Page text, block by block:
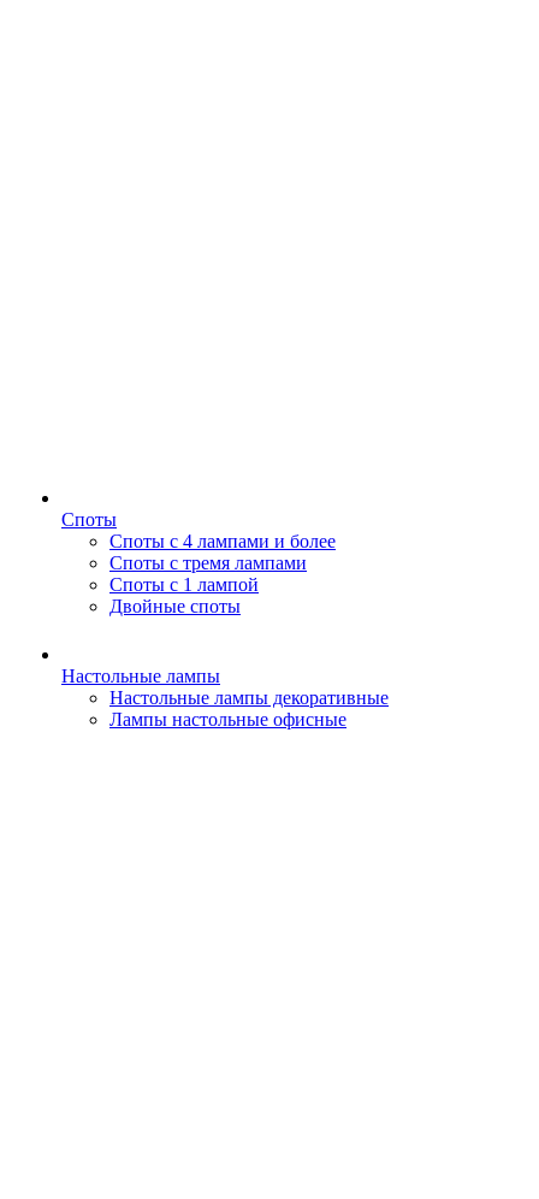
Споты
Споты с 4 лампами и более
Споты с тремя лампами
Споты с 1 лампой
Двойные споты
Настольные лампы
Настольные лампы декоративные
Лампы настольные офисные